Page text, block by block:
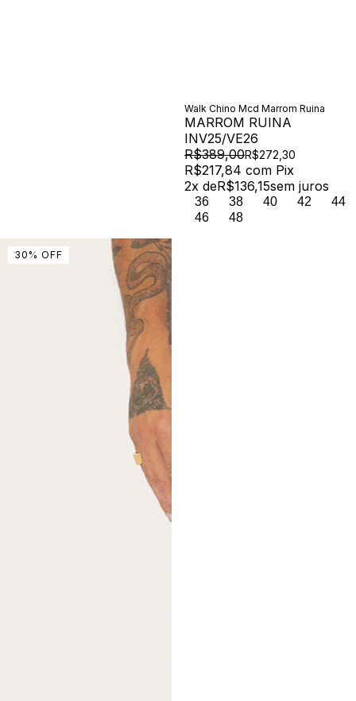
Walk Chino Mcd Marrom Ruina
MARROM RUINA
INV25/VE26
R$389,00R$272,30
R$217,84 com Pix
2x deR$136,15sem juros
36 38 40 42
44
46
48
30 % OFF